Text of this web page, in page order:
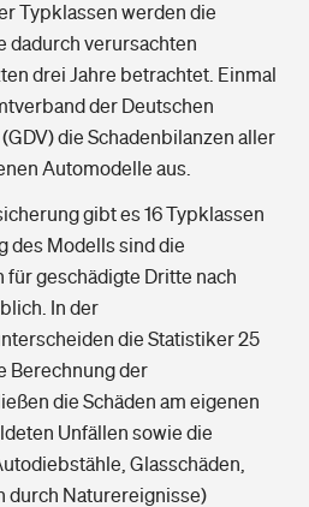
Typklassen werden die
dadurch verursachten
drei Jahre betrachtet. Einmal
der Deutschen
die Schadenbilanzen aller
Automodelle aus.
gibt es 16 Typklassen
des Modells sind die
geschädigte Dritte nach
In der
die Statistiker 25
Berechnung der
die Schäden am eigenen
Unfällen sowie die
Glasschäden,
durch Naturereignisse)